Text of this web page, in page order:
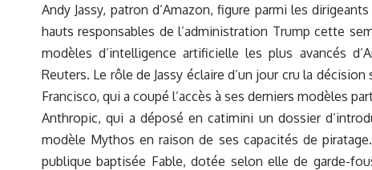
Andy Jassy, patron d’Amazon, figure parmi les
hauts responsables de l’administration Trump cette
modèles d’intelligence artificielle les plus avancés
Reuters. Le rôle de Jassy éclaire d’un jour cru la
Francisco, qui a coupé l’accès à ses derniers modèles
Anthropic, qui a déposé en catimini un dossier
modèle Mythos en raison de ses capacités de
publique baptisée Fable, dotée selon elle de garde-